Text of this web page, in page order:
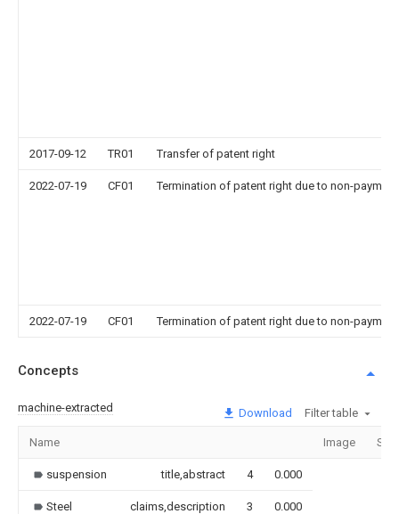
2017-09-12 TR01 Transfer of patent right
2022-07-19 CF01 Termination of patent right due to non-
2022-07-19 CF01 Termination of patent right due to non-
Concepts
machine-extracted Download Filter table
Name Image
suspension title,abstract 4 0.000
Steel claims,description 3 0.000